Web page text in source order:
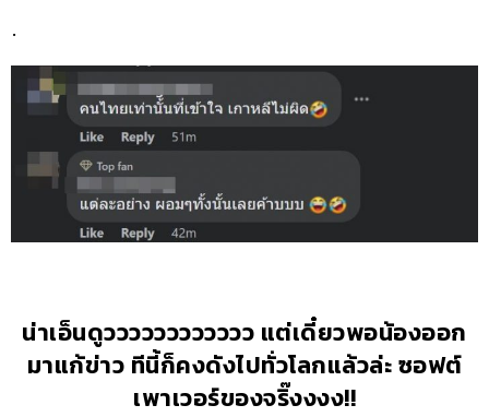
.
น่าเอ็นดูวววววววววววว แต่เดี๋ยวพอน้องออก
มาแก้ข่าว ทีนี้ก็คงดังไปทั่วโลกแล้วล่ะ ซอฟต์
เพาเวอร์ของจริ๊งงงง!!